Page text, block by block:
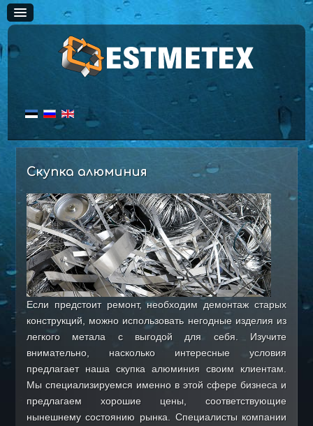
ЦЕНЫ
Черный металл
Скупка жести
Цветной металл
Скупка меди
Скупка латуни
Скупка нержавейки
Скупка алюминия
Утилизация катализаторов
НАШИ ПРЕДЛОЖЕНИЯ
Скупка алюминия
Если предстоит ремонт, необходим демонтаж старых
конструкций, можно использовать негодные изделия из
легкого метала с выгодой для себя. Изучите
внимательно, насколько интересные условия
предлагает наша скупка алюминия своим клиентам.
Мы специализируемся именно в этой сфере бизнеса и
предлагаем хорошие цены, соответствующие
нынешнему состоянию рынка. Специалисты компании